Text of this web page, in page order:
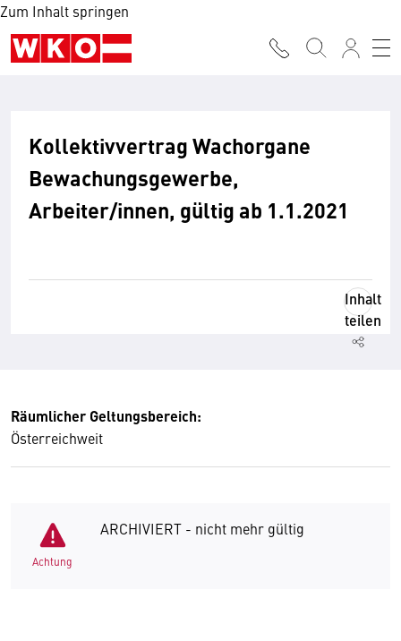
Zum Inhalt springen
Kollektivvertrag Wachorgane
Bewachungsgewerbe,
Arbeiter/innen, gültig ab 1.1.2021
Inhalt
teilen
Räumlicher Geltungsbereich:
Österreichweit
Achtung
ARCHIVIERT - nicht mehr gültig